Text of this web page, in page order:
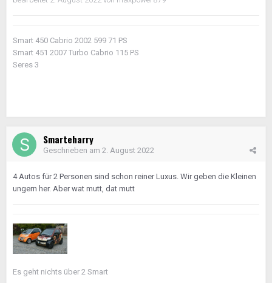
Smart 450 Cabrio 2002 599 71 PS
Smart 451 2007 Turbo Cabrio 115 PS
Seres 3
Smarteharry
Geschrieben am 2. August 2022
4 Autos für 2 Personen sind schon reiner Luxus. Wir geben die Kleinen
ungern her. Aber wat mutt, dat mutt
Es geht nichts über 2 Smart